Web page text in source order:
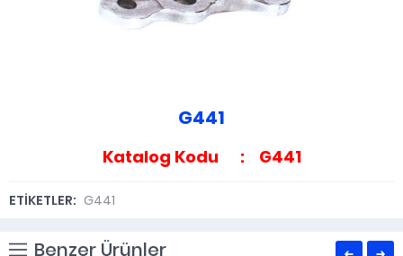
G441
Katalog Kodu : G441
ETİKETLER: G441
Benzer Ürünler